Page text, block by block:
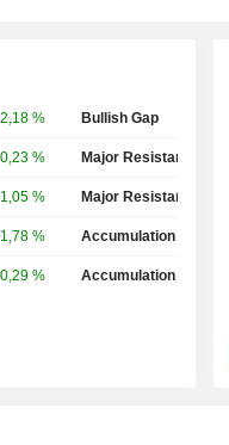
% Bullish Gap
% Major Resistance Test
% Major Resistance Test
% Accumulation Phase
% Accumulation Phase